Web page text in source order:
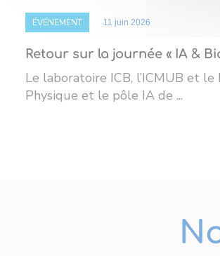
ÉVÉNEMENT 11 juin 2026
Retour sur la journée « IA &
Le laboratoire ICB, l’ICMUB et
Physique et le pôle IA de ...